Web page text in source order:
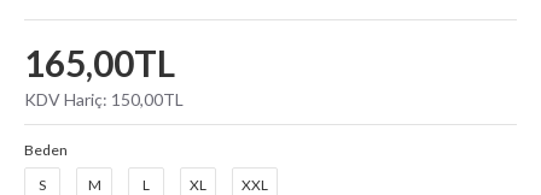
165,00TL
KDV Hariç: 150,00TL
Beden
S
M L XL XXL